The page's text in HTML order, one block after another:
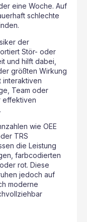
eine Woche. Auf
schlechte
der
Stör- oder
und hilft dabei,
größten Wirkung
interaktiven
Team oder
effektiven
wie OEE
TRS
die Leistung
farbcodierten
rot. Diese
jedoch auf
moderne